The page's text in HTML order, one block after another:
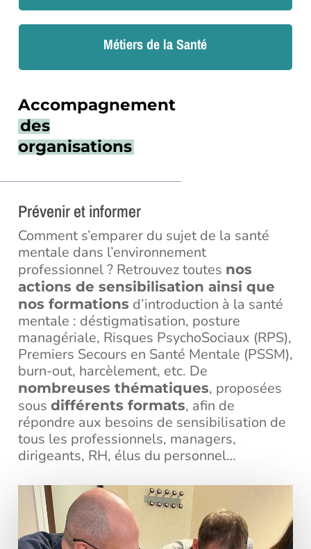
Métiers de la Santé
Accompagnement
des
organisations
Prévenir et informer
Comment s’emparer du sujet de la santé
mentale dans l’environnement
professionnel ? Retrouvez toutes nos
actions de sensibilisation ainsi que
nos formations d’introduction à la santé
mentale : déstigmatisation, posture
managériale, Risques PsychoSociaux (RPS),
Premiers Secours en Santé Mentale (PSSM),
burn-out, harcèlement, etc. De
nombreuses thématiques, proposées
sous différents formats, afin de
répondre aux besoins de sensibilisation de
tous les professionnels, managers,
dirigeants, RH, élus du personnel…